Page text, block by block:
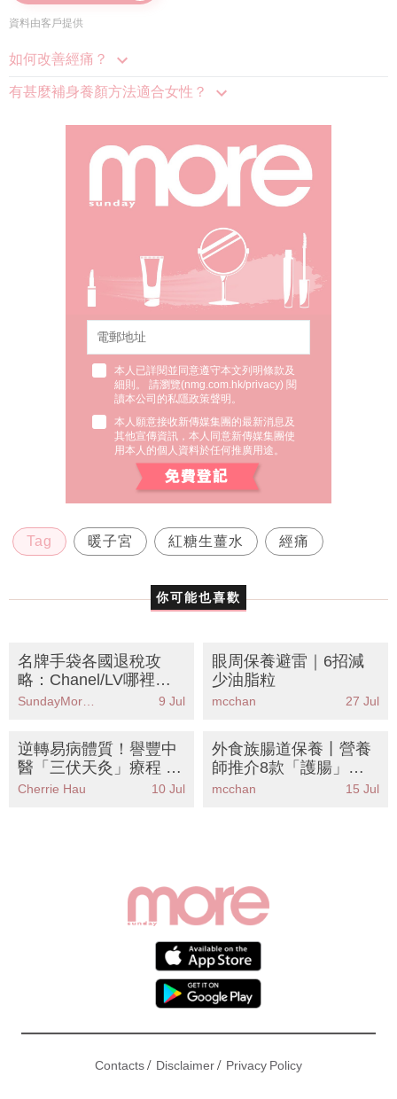
資料由客戶提供
如何改善經痛？
有甚麼補身養顏方法適合女性？
本人已詳閱並同意遵守本文列明條款及
細則。 請瀏覽(nmg.com.hk/privacy) 閱
讀本公司的私隱政策聲明。
本人願意接收新傳媒集團的最新消息及
其他宣傳資訊，本人同意新傳媒集團使
用本人的個人資料於任何推廣用途。
Tag 暖子宮 紅糖生薑水 經痛
你可能也喜歡
名牌手袋各國退稅攻
略：Chanel/LV哪裡買
最划算？零配貨入手He
9 Jul
眼周保養避雷｜6招減
少油脂粒
mcchan 27 Jul
逆轉易病體質！譽豐中
醫「三伏天灸」療程 改
善宮寒、經痛、鼻敏感
Cherrie Hau 10 Jul
外食族腸道保養丨營養
師推介8款「護腸」發
酵食物！KO胃氣脹便秘
mcchan 15 Jul
Contacts/ Disclaimer/ Privacy Policy